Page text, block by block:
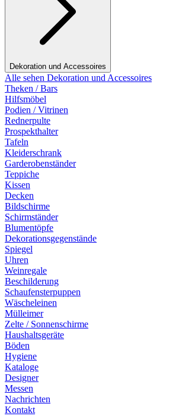
Dekoration und Accessoires
Alle sehen Dekoration und Accessoires
Theken / Bars
Hilfsmöbel
Podien / Vitrinen
Rednerpulte
Prospekthalter
Tafeln
Kleiderschrank
Garderobenständer
Teppiche
Kissen
Decken
Bildschirme
Schirmständer
Blumentöpfe
Dekorationsgegenstände
Spiegel
Uhren
Weinregale
Beschilderung
Schaufensterpuppen
Wäscheleinen
Mülleimer
Zelte / Sonnenschirme
Haushaltsgeräte
Böden
Hygiene
Kataloge
Designer
Messen
Nachrichten
Kontakt